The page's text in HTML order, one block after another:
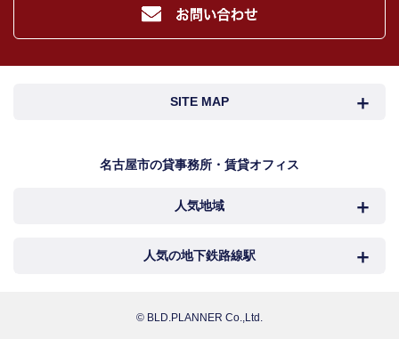
SITE MAP
名古屋市近郊検索
地図検索
NEWS
おすすめ物件
名古屋市の貸事務所・賃貸オフィス
人気地域
人気の地下鉄路線駅
© BLD.PLANNER Co.,Ltd.